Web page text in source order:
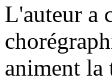
L'auteur a
animent la